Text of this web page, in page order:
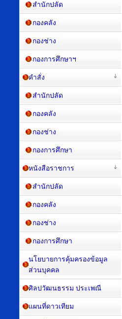
สำนักปลัด
กองคลัง
กองช่าง
กองการศึกษาฯ
คำสั่ง
สำนักปลัด
กองคลัง
กองช่าง
กองการศึกษา
หนังสือราชการ
สำนักปลัด
กองคลัง
กองช่าง
กองการศึกษา
นโยบายการคุ้มครองข้อมูล
ส่วนบุคคล
ศิลปวัฒนธรรม ประเพณี
แผนที่ดาวเทียม